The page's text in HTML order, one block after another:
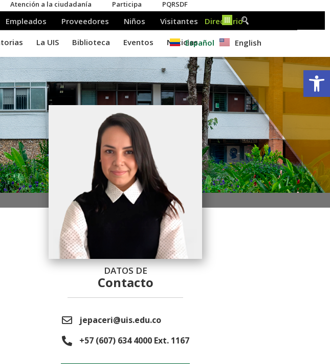
Español English
DATOS DE
Contacto
jepaceri@uis.edu.co
+57 (607) 634 4000 Ext. 1167